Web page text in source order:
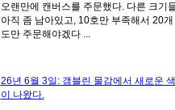
오랜만에 캔버스를 주문했다. 다른 크기
아직 좀 남아있고, 10호만 부족해서 20개
도만 주문해야겠다 ...
26년 6월 3일: 갬블린 물감에서 새로운
이 나왔다.